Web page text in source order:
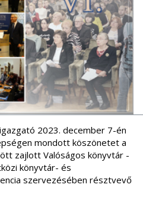
2023. december 7-én
mondott köszönetet a
zajlott Valóságos könyvtár -
könyvtár- és
szervezésében résztvevő